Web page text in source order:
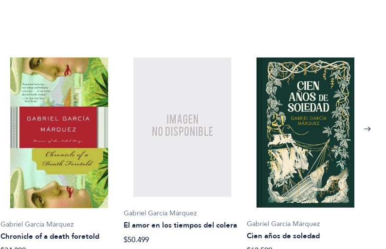
Gabriel García Márquez
Chronicle of a death foretold
Gabriel García Márquez
El amor en los tiempos del colera
$50.499
Gabriel García Márquez
Cien años de soledad